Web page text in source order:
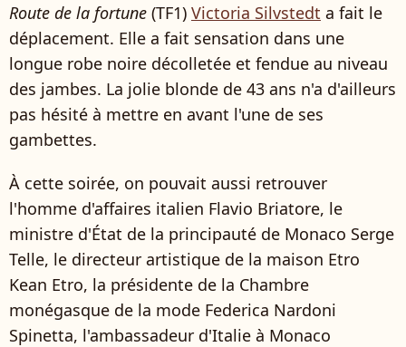
Route de la fortune (TF1) Victoria Silvstedt a fait le
déplacement. Elle a fait sensation dans une
longue robe noire décolletée et fendue au niveau
des jambes. La jolie blonde de 43 ans n'a d'ailleurs
pas hésité à mettre en avant l'une de ses
gambettes.
À cette soirée, on pouvait aussi retrouver
l'homme d'affaires italien Flavio Briatore, le
ministre d'État de la principauté de Monaco Serge
Telle, le directeur artistique de la maison Etro
Kean Etro, la présidente de la Chambre
monégasque de la mode Federica Nardoni
Spinetta, l'ambassadeur d'Italie à Monaco